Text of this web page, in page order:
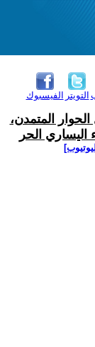
الفيسبوك التويتر
المتمدن،
الحر